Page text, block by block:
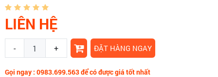
LIÊN HỆ
- + ĐẶT HÀNG NGAY
Gọi ngay : 0983.699.563 để có được giá tốt nhất